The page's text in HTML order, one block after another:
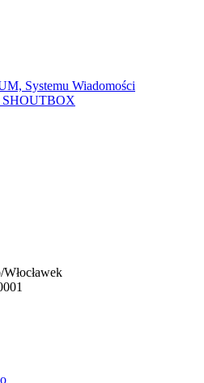
Systemu Wiadomości
SHOUTBOX